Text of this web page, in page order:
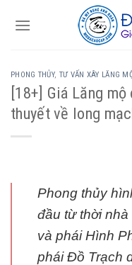
PHONG THỦY, TƯ VẤN XÂY LĂNG
[18+] Giá Lăng
thuyết về long
Phong thủy
đầu từ thời
và phái Hình
phái Đồ Trạch